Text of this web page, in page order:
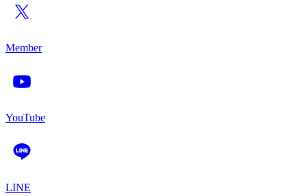
Member
YouTube
LINE